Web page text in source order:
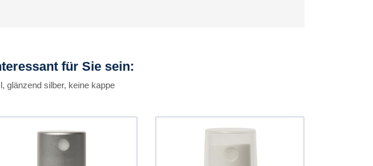
für Sie sein:
glänzend silber, keine kappe